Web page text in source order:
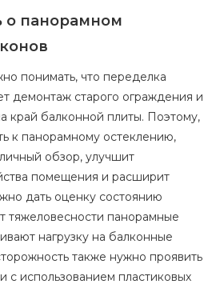
о панорамном
понимать, что переделка
демонтаж старого ограждения и
край балконной плиты. Поэтому,
к панорамному остеклению,
обзор, улучшит
помещения и расширит
дать оценку состоянию
тяжеловесности панорамные
нагрузку на балконные
также нужно проявить
с использованием пластиковых